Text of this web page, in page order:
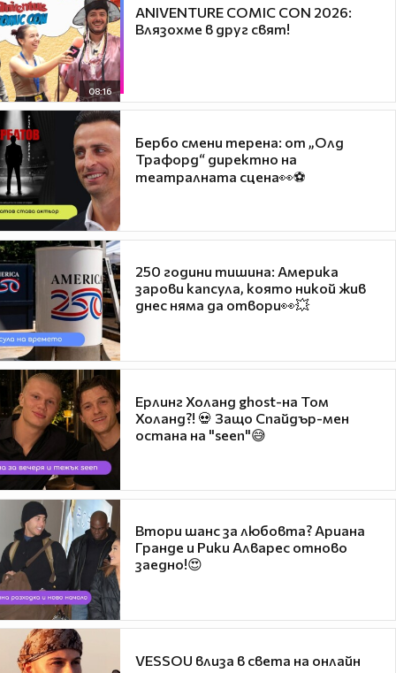
08:16
ANIVENTURE COMIC CON 2026:
Влязохме в друг свят!
Бербо смени терена: от „Олд
Трафорд“ директно на
театралната сцена👀⚽
250 години тишина: Америка
зарови капсула, която никой жив
днес няма да отвори👀💥
Ерлинг Холанд ghost-на Том
Холанд?! 💀 Защо Спайдър-мен
остана на "seen"😅
Втори шанс за любовта? Ариана
Гранде и Рики Алварес отново
заедно!😍
VESSOU влиза в света на онлайн